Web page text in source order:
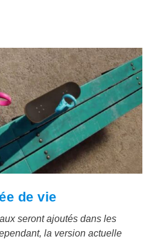
de vie
seront ajoutés dans les
la version actuelle